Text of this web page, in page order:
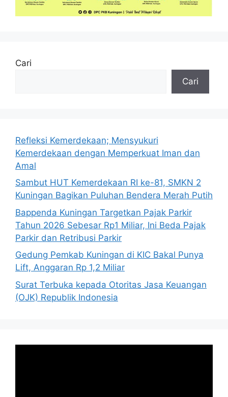
Cari
Cari
Refleksi Kemerdekaan; Mensyukuri
Kemerdekaan dengan Memperkuat Iman dan
Amal
Sambut HUT Kemerdekaan RI ke-81, SMKN 2
Kuningan Bagikan Puluhan Bendera Merah Putih
Bappenda Kuningan Targetkan Pajak Parkir
Tahun 2026 Sebesar Rp1 Miliar, Ini Beda Pajak
Parkir dan Retribusi Parkir
Gedung Pemkab Kuningan di KIC Bakal Punya
Lift, Anggaran Rp 1,2 Miliar
Surat Terbuka kepada Otoritas Jasa Keuangan
(OJK) Republik Indonesia